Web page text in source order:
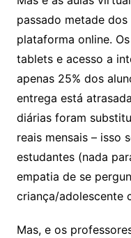
passado metade
plataforma online.
tablets e acesso a
apenas 25% dos
entrega está
diárias foram
reais mensais – isso
estudantes (nada
empatia de se
criança/adolescente
Mas, e os